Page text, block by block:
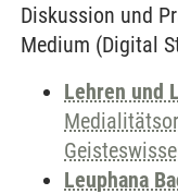
Diskussion und
Medium (Digital
Lehren und
Leuphana